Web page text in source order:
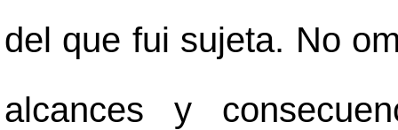
del que fui sujeta. No
alcances y